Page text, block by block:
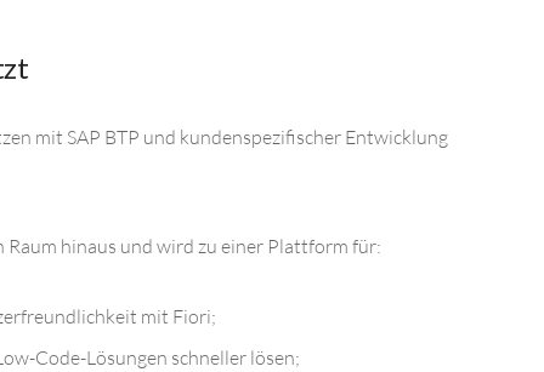
mit SAP BTP und kundenspezifischer Entwicklung
hinaus und wird zu einer Plattform für:
mit Fiori;
Code-Lösungen schneller lösen;